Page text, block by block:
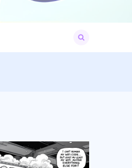
for: